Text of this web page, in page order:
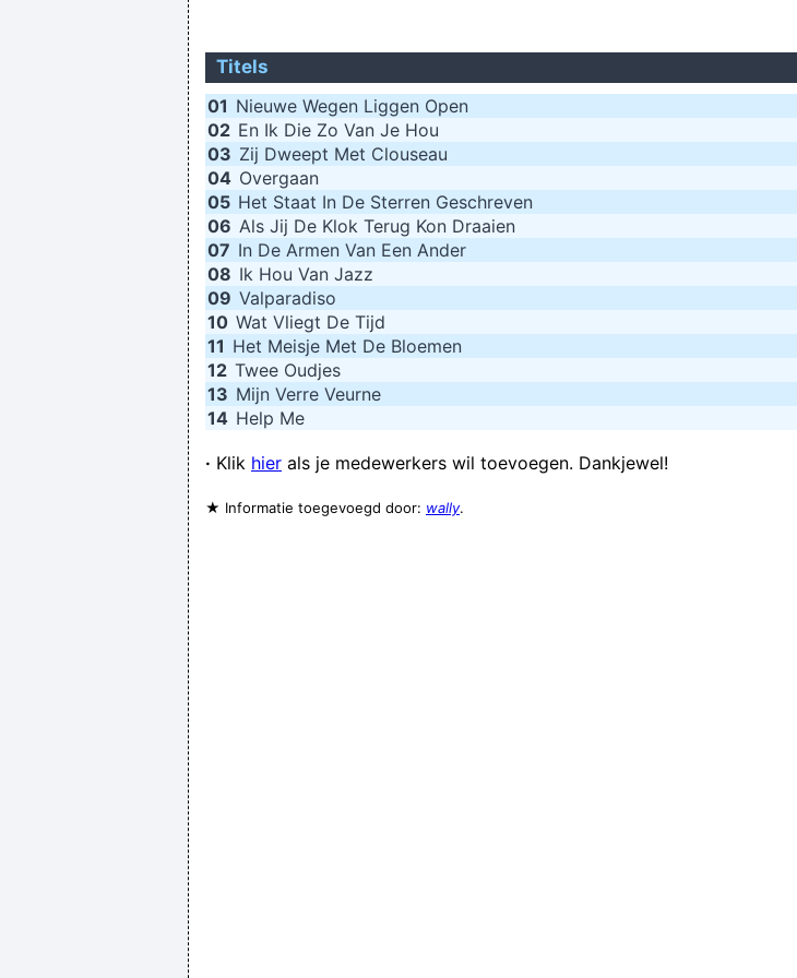
Eend kijken of ik
Imagine flat earthers surprise when
Wie had dat gedacht?
Geef mij maar die achter stuur
Rond minuut veertig heeft PSG-
dokter,
Titels
01 Nieuwe Wegen Liggen Open
02 En Ik Die Zo Van Je Hou
03 Zij Dweept Met Clouseau
04 Overgaan
05 Het Staat In De Sterren Geschreven
06 Als Jij De Klok Terug Kon Draaien
07 In De Armen Van Een Ander
08 Ik Hou Van Jazz
09 Valparadiso
10 Wat Vliegt De Tijd
11 Het Meisje Met De Bloemen
12 Twee Oudjes
13 Mijn Verre Veurne
14 Help Me
· Klik hier als je medewerkers wil toevoegen. Dankjewel!
★ Informatie toegevoegd door: wally.